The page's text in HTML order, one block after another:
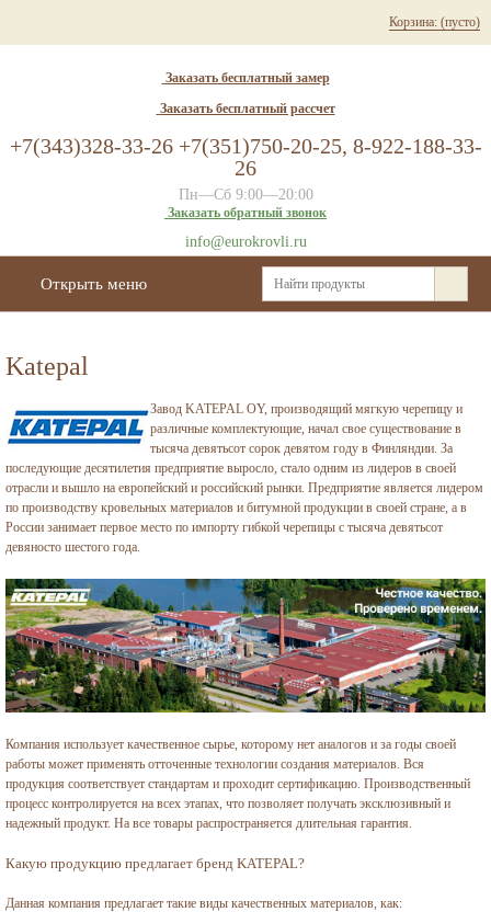
Корзина: (пусто)
Заказать бесплатный замер
Заказать бесплатный рассчет
+7(343)328-33-26 +7(351)750-20-25, 8-922-188-33-
26
Пн—Сб 9:00—20:00
Заказать обратный звонок
info@eurokrovli.ru
Открыть меню
Katepal
Завод KATEPAL OY, производящий мягкую черепицу и
различные комплектующие, начал свое существование в
тысяча девятьсот сорок девятом году в Финляндии. За
последующие десятилетия предприятие выросло, стало одним из лидеров в своей
отрасли и вышло на европейский и российский рынки. Предприятие является лидером
по производству кровельных материалов и битумной продукции в своей стране, а в
России занимает первое место по импорту гибкой черепицы с тысяча девятьсот
девяносто шестого года.
Компания использует качественное сырье, которому нет аналогов и за годы своей
работы может применять отточенные технологии создания материалов. Вся
продукция соответствует стандартам и проходит сертификацию. Производственный
процесс контролируется на всех этапах, что позволяет получать эксклюзивный и
надежный продукт. На все товары распространяется длительная гарантия.
Какую продукцию предлагает бренд KATEPAL?
Данная компания предлагает такие виды качественных материалов, как: